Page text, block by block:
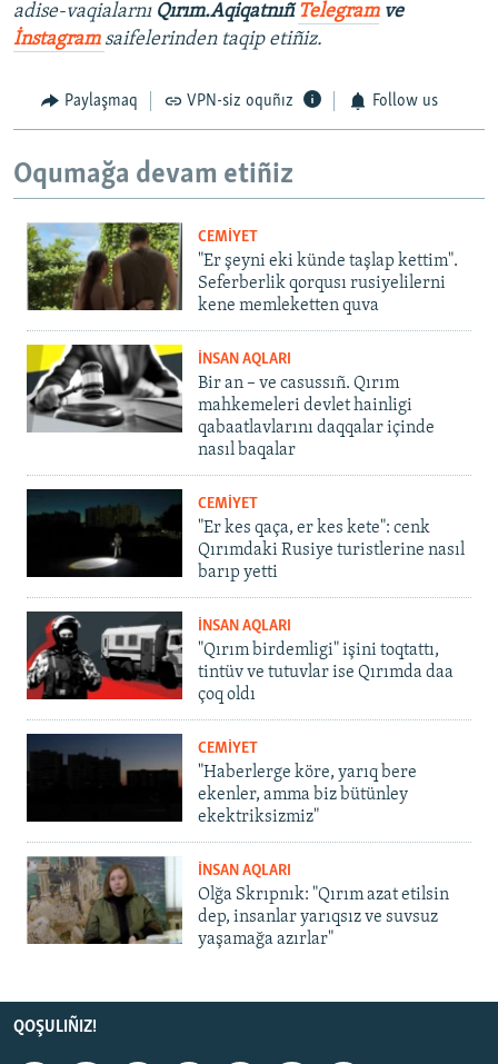
adise-vaqialarnı Qırım.Aqiqatnıñ Telegramve
İnstagram saifelerinden taqip etiñiz.
Paylaşmaq VPN-siz oquñız Follow us
Oqumağa devam etiñiz
CEMİYET
"Er şeyni eki künde taşlap kettim".
Seferberlik qorqusı rusiyelilerni
kene memleketten quva
İNSAN AQLARI
Bir an – ve casussıñ. Qırım
mahkemeleri devlet hainligi
qabaatlavlarını daqqalar içinde
nasıl baqalar
CEMİYET
"Er kes qaça, er kes kete": cenk
Qırımdaki Rusiye turistlerine nasıl
barıp yetti
İNSAN AQLARI
"Qırım birdemligi" işini toqtattı,
tintüv ve tutuvlar ise Qırımda daa
çoq oldı
CEMİYET
"Haberlerge köre, yarıq bere
ekenler, amma biz bütünley
ekektriksizmiz"
İNSAN AQLARI
Olğa Skrıpnık: "Qırım azat etilsin
dep, insanlar yarıqsız ve suvsuz
yaşamağa azırlar"
QOŞULIÑIZ!